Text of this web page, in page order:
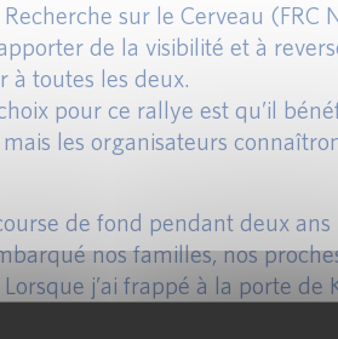
sur le Cerveau
de la visibilité et à
à toutes les deux.
pour ce rallye est qu’il
les organisateurs
de fond pendant deux
nos familles, nos
j’ai frappé à la porte
que l’Afges possède une